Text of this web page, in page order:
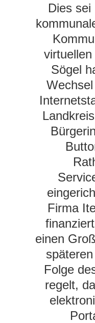
Dies
Sögel
Firma
einen
Folge
regelt,